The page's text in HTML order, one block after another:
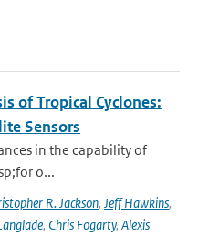
of Tropical Cyclones:
Sensors
in the capability of
o...
R. Jackson, Jeff Hawkins,
, Chris Fogarty, Alexis